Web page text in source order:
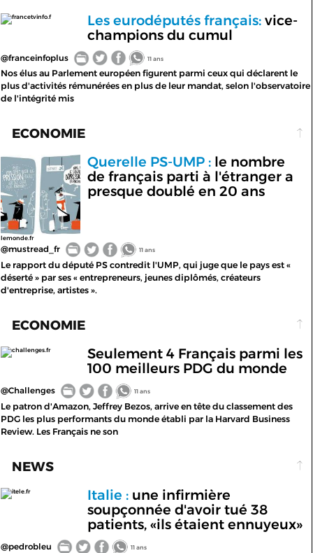
francetvinfo.f Les eurodéputés français:vice-
champions du cumul
@franceinfoplus 11 ans
Nos élus au Parlement européen figurent parmi ceux qui déclarent le
plus d'activités rémunérées en plus de leur mandat, selon l'observatoire
de l'intégrité mis
ECONOMIE
lemonde.fr
Querelle PS-UMP :le nombre
de français parti à l'étranger a
presque doublé en 20 ans
@mustread_fr 11 ans
Le rapport du député PS contredit l'UMP, qui juge que le pays est «
déserté » par ses « entrepreneurs, jeunes diplômés, créateurs
d'entreprise, artistes ».
ECONOMIE
challenges.fr
Seulement 4 Français parmi les
100 meilleurs PDG du monde
@Challenges 11 ans
Le patron d'Amazon, Jeffrey Bezos, arrive en tête du classement des
PDG les plus performants du monde établi par la Harvard Business
Review. Les Français ne son
NEWS
itele.fr Italie :une infirmière
soupçonnée d'avoir tué 38
patients, «ils étaient ennuyeux»
@pedrobleu 11 ans